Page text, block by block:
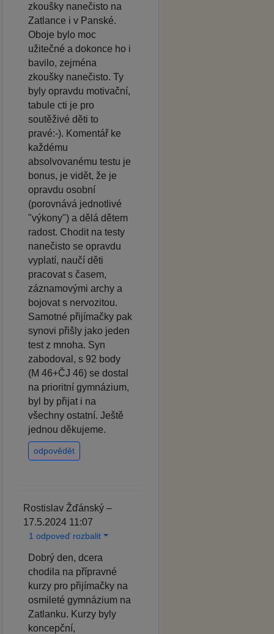
zkoušky nanečisto na
Zatlance i v Panské.
Oboje bylo moc
užitečné a dokonce ho i
bavilo, zejména
zkoušky nanečisto. Ty
byly opravdu motivační,
tabule cti je pro
soutěživé děti to
pravé:-). Komentář ke
každému
absolvovanému testu je
bonus, je vidět, že je
opravdu osobní
(porovnává jednotlivé
"výkony") a dělá dětem
radost. Chodit na testy
nanečisto se opravdu
vyplatí, naučí děti
pracovat s časem,
záznamovými archy a
bojovat s nervozitou.
Samotné přijímačky pak
synovi přišly jako jeden
test z mnoha. Syn
zabodoval, s 92 body
(M 46+ČJ 46) se dostal
na prioritní gymnázium,
byl by přijat i na
všechny ostatní. Ještě
jednou děkujeme.
odpovědět
Rostislav Žďánský –
17.5.2024 11:07
1 odpoveď rozbalit
Dobrý den, dcera
chodila na přípravné
kurzy pro přijímačky na
osmileté gymnázium na
Zatlanku. Kurzy byly
koncepční,